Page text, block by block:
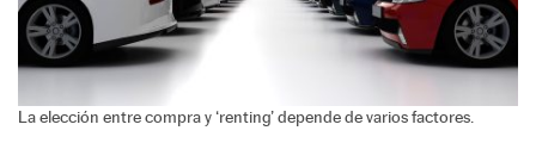
La elección entre compra y ‘renting’ depende de varios factores.